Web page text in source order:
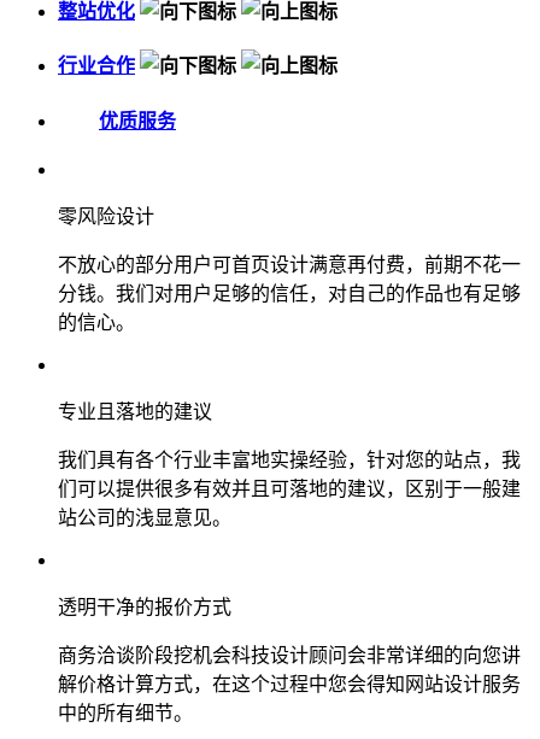
整站优化
行业合作
优质服务
零风险设计
不放心的部分用户可首页设计满意再付费，前期不花一
分钱。我们对用户足够的信任，对自己的作品也有足够
的信心。
专业且落地的建议
我们具有各个行业丰富地实操经验，针对您的站点，我
们可以提供很多有效并且可落地的建议，区别于一般建
站公司的浅显意见。
透明干净的报价方式
商务洽谈阶段挖机会科技设计顾问会非常详细的向您讲
解价格计算方式，在这个过程中您会得知网站设计服务
中的所有细节。